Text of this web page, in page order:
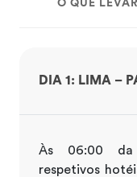
O QUE LEVAR
DIA 1: LIMA –
Às 06:00 da
respetivos